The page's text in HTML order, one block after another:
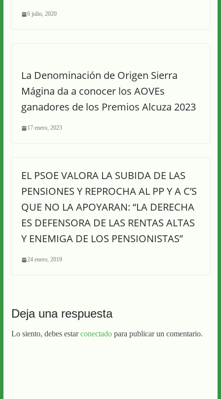
6 julio, 2020
La Denominación de Origen Sierra
Mágina da a conocer los AOVEs
ganadores de los Premios Alcuza 2023
17 enero, 2023
EL PSOE VALORA LA SUBIDA DE LAS
PENSIONES Y REPROCHA AL PP Y A C’S
QUE NO LA APOYARAN: “LA DERECHA
ES DEFENSORA DE LAS RENTAS ALTAS
Y ENEMIGA DE LOS PENSIONISTAS”
24 enero, 2019
Deja una respuesta
Lo siento, debes estarconectadopara publicar un comentario.